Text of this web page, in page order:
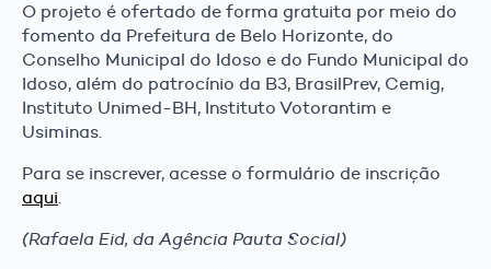
O projeto é ofertado de forma gratuita por meio do
fomento da Prefeitura de Belo Horizonte, do
Conselho Municipal do Idoso e do Fundo Municipal do
Idoso, além do patrocínio da B3, BrasilPrev, Cemig,
Instituto Unimed-BH, Instituto Votorantim e
Usiminas.
Para se inscrever, acesse o formulário de inscrição
aqui.
(Rafaela Eid, da Agência Pauta Social)